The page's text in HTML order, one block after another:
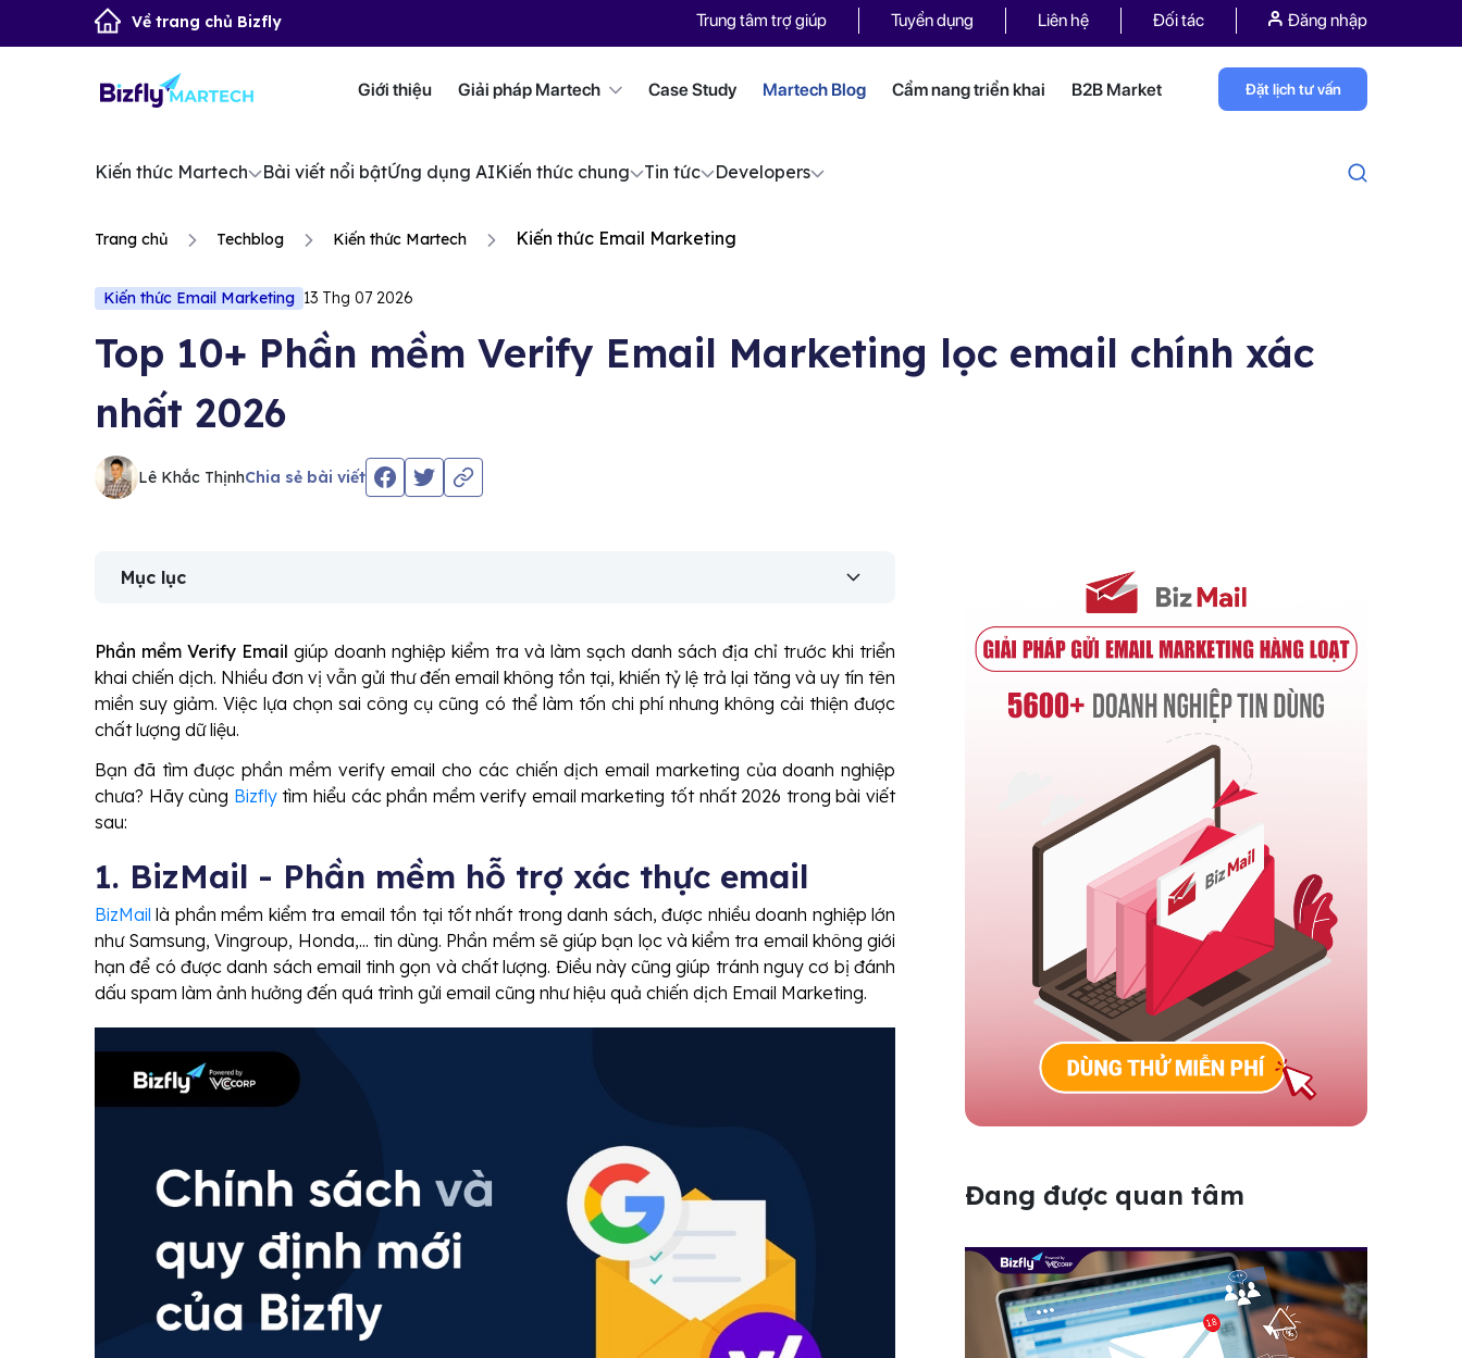
Về trang chủ Bizfly Trung tâm trợ giúp Tuyển dụng Liên hệ Đối tác Đăng nhập
Giới thiệu Giải pháp Martech Case Study Martech Blog Cẩm nang triển khai B2B Market Đặt lịch tư vấn
Kiến thức Martech Bài viết nổi bậtỨng dụng AIKiến thức chung Tin tức Developers
Trang chủ Techblog Kiến thức Martech Kiến thức Email Marketing
Kiến thức Email Marketing 13 Thg 07 2026
Top 10+ Phần mềm Verify Email Marketing lọc email chính xác
nhất 2026
Lê Khắc ThịnhChia sẻ bài viết
Mục lục
Phần mềm Verify Email giúp doanh nghiệp kiểm tra và làm sạch danh sách địa chỉ trước khi triển
khai chiến dịch. Nhiều đơn vị vẫn gửi thư đến email không tồn tại, khiến tỷ lệ trả lại tăng và uy tín tên
miền suy giảm. Việc lựa chọn sai công cụ cũng có thể làm tốn chi phí nhưng không cải thiện được
chất lượng dữ liệu.
Bạn đã tìm được phần mềm verify email cho các chiến dịch email marketing của doanh nghiệp
chưa? Hãy cùng Bizflytìm hiểu các phần mềm verify email marketing tốt nhất 2026 trong bài viết
sau:
1. BizMail - Phần mềm hỗ trợ xác thực email
BizMail là phần mềm kiểm tra email tồn tại tốt nhất trong danh sách, được nhiều doanh nghiệp lớn
như Samsung, Vingroup, Honda,... tin dùng. Phần mềm sẽ giúp bạn lọc và kiểm tra email không giới
hạn để có được danh sách email tinh gọn và chất lượng. Điều này cũng giúp tránh nguy cơ bị đánh
dấu spam làm ảnh hưởng đến quá trình gửi email cũng như hiệu quả chiến dịch Email Marketing.
Đang được quan tâm